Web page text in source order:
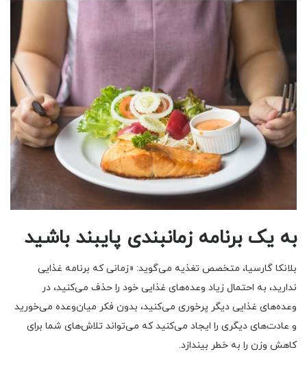
به یک برنامه زمانبندی پایبند باشید
بلانکا گارسیا، متخصص تغذیه می‌گوید: «زمانی که برنامه غذایی
ندارید، به احتمال زیاد وعده‌های غذایی خود را حذف می‌کنید، در
وعده‌های غذایی دیگر پرخوری می‌کنید، بدون فکر میان‌وعده می‌خورید
و عادت‌های دیگری را ایجاد می‌کنید که می‌تواند تلاش‌های شما برای
کاهش وزن را به خطر بیندازد.